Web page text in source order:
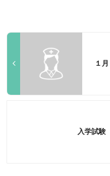
１
入学試験